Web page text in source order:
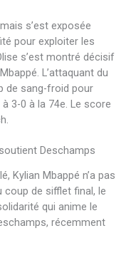
s’est exposée
pour exploiter les
s’est montré décisif
L’attaquant du
de sang-froid pour
3-0 à la 74e. Le score
Deschamps
Kylian Mbappé n’a pas
coup de sifflet final, le
qui anime le
récemment